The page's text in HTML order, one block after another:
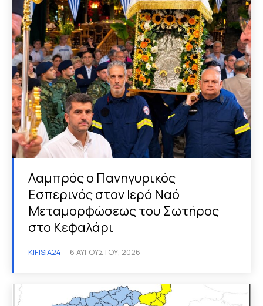
Λαμπρός ο Πανηγυρικός
Εσπερινός στον Ιερό Ναό
Μεταμορφώσεως του Σωτήρος
στο Κεφαλάρι
KIFISIA24 - 6 ΑΥΓΟΎΣΤΟΥ, 2026